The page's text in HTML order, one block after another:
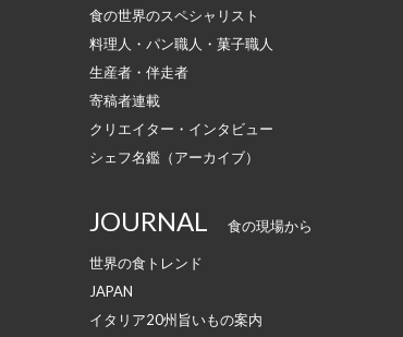
食の世界のスペシャリスト
料理人・パン職人・菓子職人
生産者・伴走者
寄稿者連載
クリエイター・インタビュー
シェフ名鑑（アーカイブ）
JOURNAL 食の現場から
世界の食トレンド
JAPAN
イタリア20州旨いもの案内